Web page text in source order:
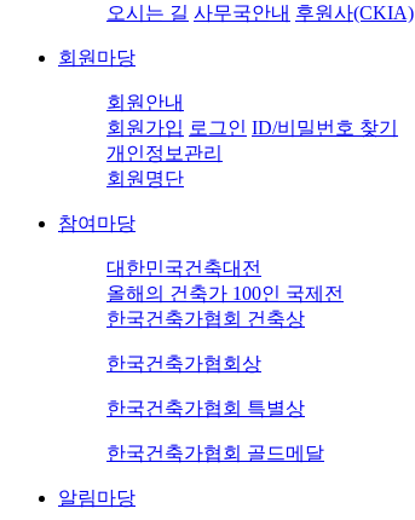
오시는 길 사무국안내 후원사(CKIA)
회원마당
회원안내
회원가입 로그인 ID/비밀번호 찾기
개인정보관리
회원명단
참여마당
대한민국건축대전
올해의 건축가 100인 국제전
한국건축가협회 건축상
한국건축가협회상
한국건축가협회 특별상
한국건축가협회 골드메달
알림마당